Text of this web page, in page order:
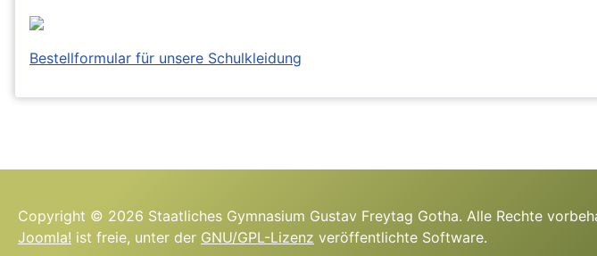
Bestellformular für unsere Schulkleidung
Copyright © 2026 Staatliches Gymnasium Gustav Freytag Gotha. Alle Rechte
Joomla! ist freie, unter der GNU/GPL-Lizenz veröffentlichte Software.